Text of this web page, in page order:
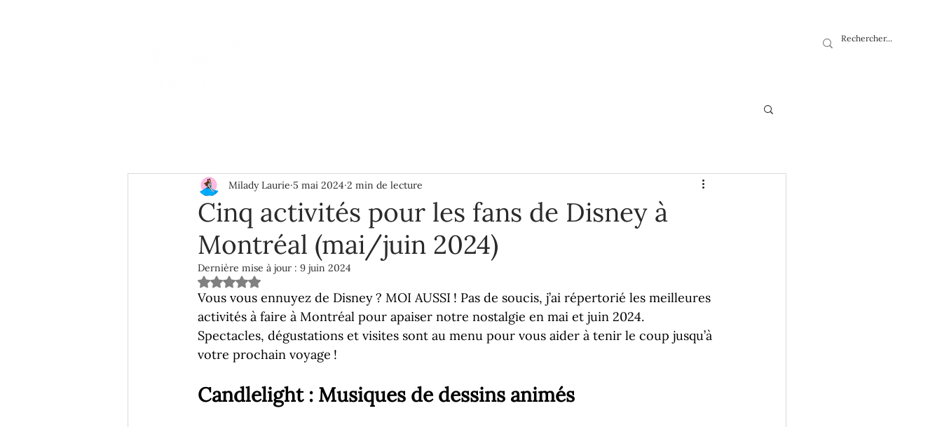
Cinq activités pour les fans de Disney à
Montréal (mai/juin 2024)
Milady Laurie 5 mai 2024 2 min de lecture
Dernière mise à jour : 9 juin 2024
Noté NaN étoiles sur 5.
Vous vous ennuyez de Disney ? MOI AUSSI ! Pas de soucis, j’ai répertorié les meilleures
activités à faire à Montréal pour apaiser notre nostalgie en mai et juin 2024.
Spectacles, dégustations et visites sont au menu pour vous aider à tenir le coup jusqu’à
votre prochain voyage !
Candlelight : Musiques de dessins animés